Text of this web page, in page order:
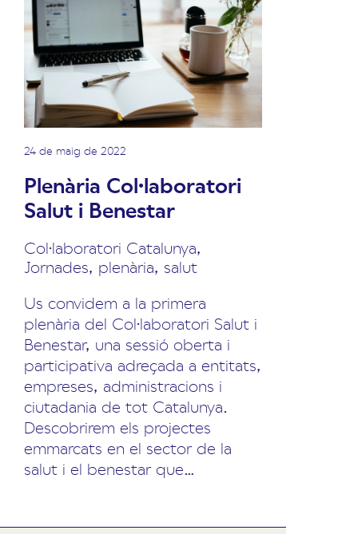
24 de maig de 2022
Plenària Col·laboratori
Salut i Benestar
Col·laboratori Catalunya,
Jornades, plenària, salut
Us convidem a la primera
plenària del Col·laboratori Salut i
Benestar, una sessió oberta i
participativa adreçada a entitats,
empreses, administracions i
ciutadania de tot Catalunya.
Descobrirem els projectes
emmarcats en el sector de la
salut i el benestar que…